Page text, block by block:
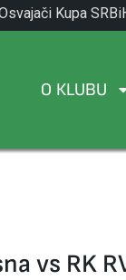
Kupa
O KLUBU
vs RK